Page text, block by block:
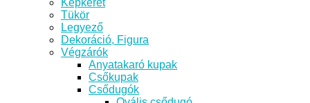
Tükör
Legyező
Dekoráció, Figura
Végzárók
Anyatakaró kupak
Csőkupak
Csődugók